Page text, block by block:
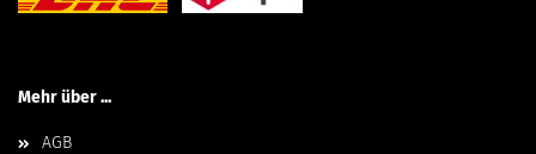
Mehr über ...
AGB